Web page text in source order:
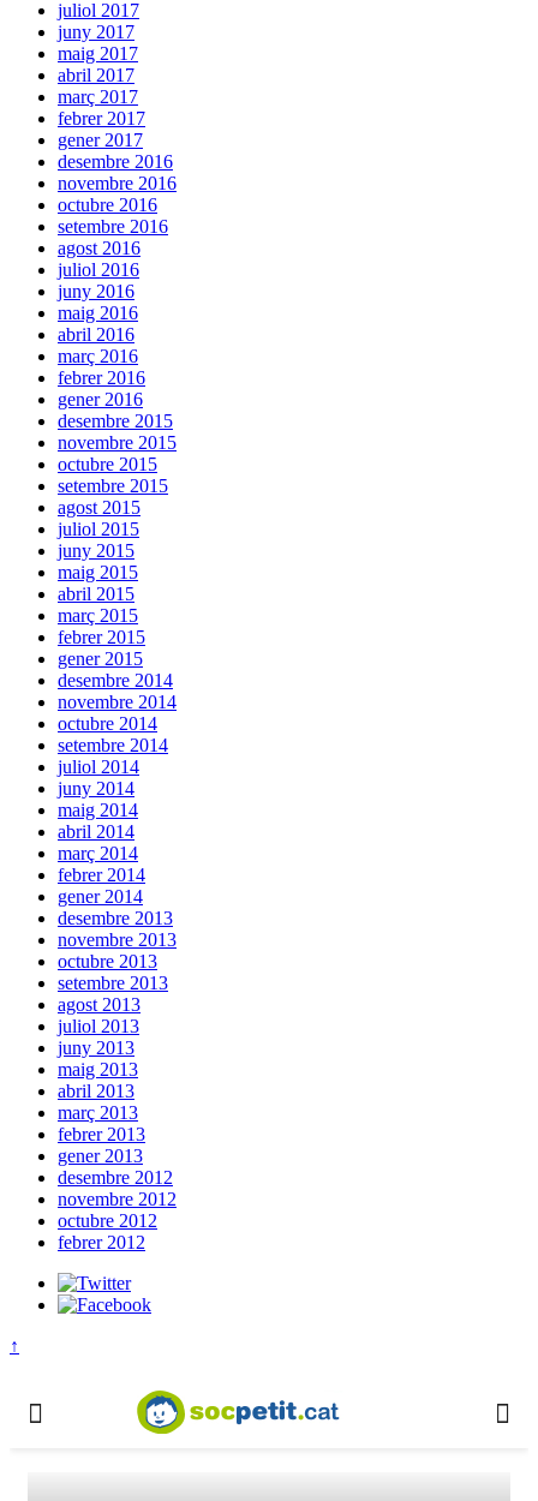
juliol 2017
juny 2017
maig 2017
abril 2017
març 2017
febrer 2017
gener 2017
desembre 2016
novembre 2016
octubre 2016
setembre 2016
agost 2016
juliol 2016
juny 2016
maig 2016
abril 2016
març 2016
febrer 2016
gener 2016
desembre 2015
novembre 2015
octubre 2015
setembre 2015
agost 2015
juliol 2015
juny 2015
maig 2015
abril 2015
març 2015
febrer 2015
gener 2015
desembre 2014
novembre 2014
octubre 2014
setembre 2014
juliol 2014
juny 2014
maig 2014
abril 2014
març 2014
febrer 2014
gener 2014
desembre 2013
novembre 2013
octubre 2013
setembre 2013
agost 2013
juliol 2013
juny 2013
maig 2013
abril 2013
març 2013
febrer 2013
gener 2013
desembre 2012
novembre 2012
octubre 2012
febrer 2012
↑